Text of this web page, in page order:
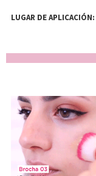
LUGAR DE APLICACIÓN: